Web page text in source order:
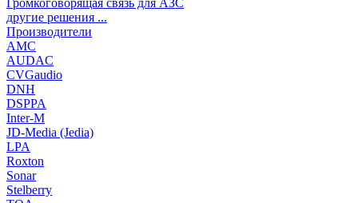
Громкоговорящая связь для АЗС
другие решения ...
Производители
AMC
AUDAC
CVGaudio
DNH
DSPPA
Inter-M
JD-Media (Jedia)
LPA
Roxton
Sonar
Stelberry